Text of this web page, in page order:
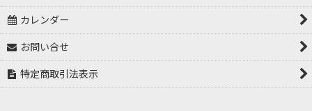
カレンダー
お問い合せ
特定商取引法表示